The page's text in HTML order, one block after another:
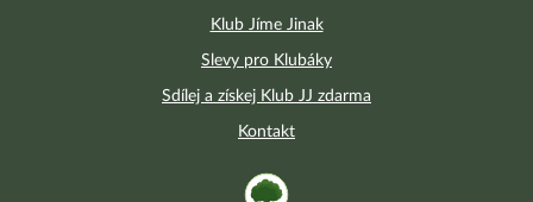
Klub Jíme Jinak
Slevy pro Klubáky
Sdílej a získej Klub JJ zdarma
Kontakt